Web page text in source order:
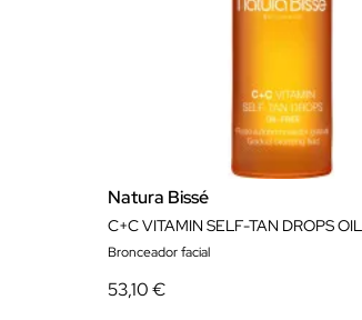
Natura Bissé
C+C VITAMIN SELF-TAN DROPS
Bronceador facial
53,10 €